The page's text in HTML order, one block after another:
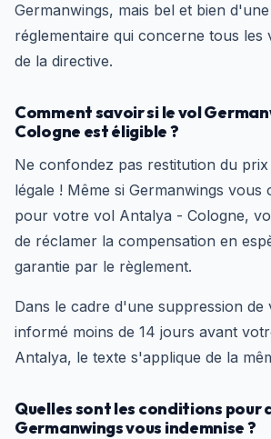
Germanwings, mais bel et bien
réglementaire qui concerne tous
de la directive.
Comment savoir si le vol
Cologne est éligible ?
Ne confondez pas restitution du prix
légale ! Même si Germanwings
pour votre vol Antalya - Cologne,
de réclamer la compensation en
garantie par le règlement.
Dans le cadre d'une suppression de
informé moins de 14 jours avant
Antalya, le texte s'applique de la
Quelles sont les conditions pour
Germanwings vous indemnise ?